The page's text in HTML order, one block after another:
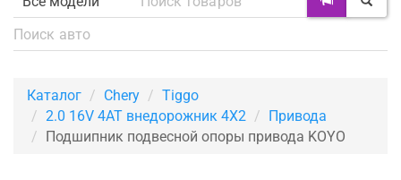
Каталог Chery
Tiggo
2.0 16V 4AT внедорожник 4X2
Привода
Подшипник подвесной опоры привода KOYO